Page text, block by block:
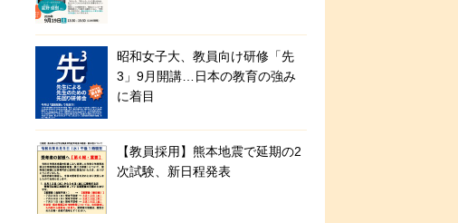
昭和女子大、教員向け研修「先
3」9月開講…日本の教育の強み
に着目
【教員採用】熊本地震で延期の2
次試験、新日程発表